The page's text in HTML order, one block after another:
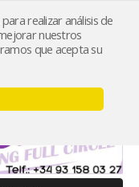
realizar análisis de
nuestros
que acepta su
Mi cuenta
superiores